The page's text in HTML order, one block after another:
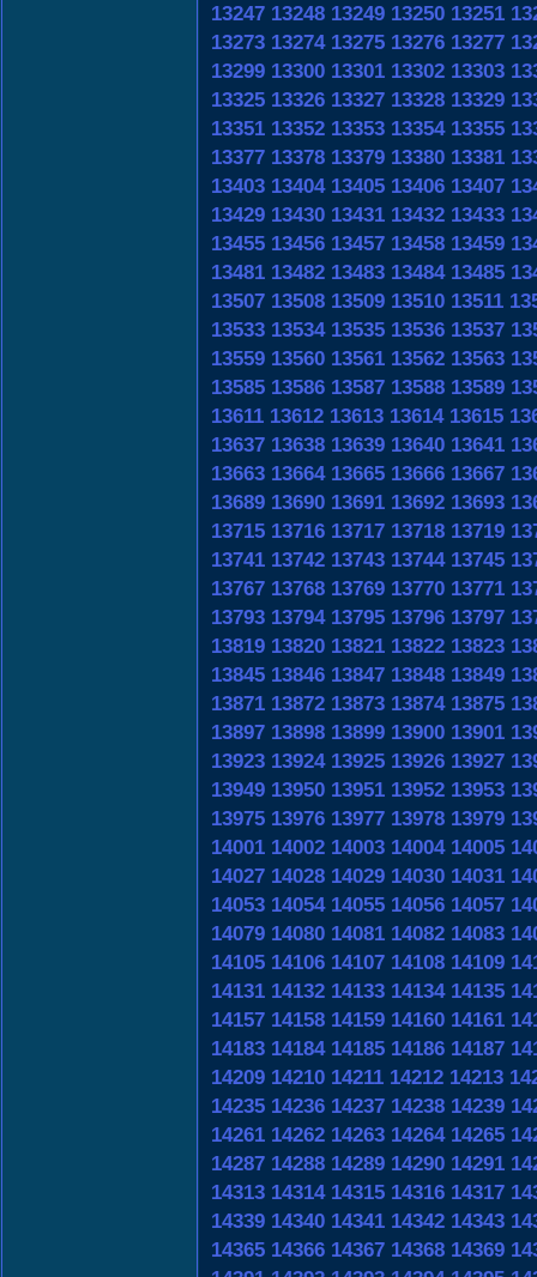
13247 13248 13249 13250 13251
13273 13274 13275 13276 13277
13299 13300 13301 13302 13303
13325 13326 13327 13328 13329
13351 13352 13353 13354 13355
13377 13378 13379 13380 13381
13403 13404 13405 13406 13407
13429 13430 13431 13432 13433
13455 13456 13457 13458 13459
13481 13482 13483 13484 13485
13507 13508 13509 13510 13511
13533 13534 13535 13536 13537
13559 13560 13561 13562 13563
13585 13586 13587 13588 13589
13611 13612 13613 13614 13615
13637 13638 13639 13640 13641
13663 13664 13665 13666 13667
13689 13690 13691 13692 13693
13715 13716 13717 13718 13719
13741 13742 13743 13744 13745
13767 13768 13769 13770 13771
13793 13794 13795 13796 13797
13819 13820 13821 13822 13823
13845 13846 13847 13848 13849
13871 13872 13873 13874 13875
13897 13898 13899 13900 13901
13923 13924 13925 13926 13927
13949 13950 13951 13952 13953
13975 13976 13977 13978 13979
14001 14002 14003 14004 14005
14027 14028 14029 14030 14031
14053 14054 14055 14056 14057
14079 14080 14081 14082 14083
14105 14106 14107 14108 14109
14131 14132 14133 14134 14135
14157 14158 14159 14160 14161
14183 14184 14185 14186 14187
14209 14210 14211 14212 14213
14235 14236 14237 14238 14239
14261 14262 14263 14264 14265
14287 14288 14289 14290 14291
14313 14314 14315 14316 14317
14339 14340 14341 14342 14343
14365 14366 14367 14368 14369